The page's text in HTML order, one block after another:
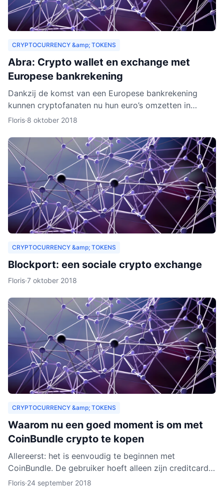
CRYPTOCURRENCY &amp; TOKENS
Abra: Crypto wallet en exchange met
Europese bankrekening
Dankzij de komst van een Europese bankrekening
kunnen cryptofanaten nu hun euro’s omzetten in
cryptogeld. Hiervoor hoeft alleen geld gestort te
Floris·8 oktober 2018
CRYPTOCURRENCY &amp; TOKENS
Blockport: een sociale crypto exchange
Floris·7 oktober 2018
CRYPTOCURRENCY &amp; TOKENS
Waarom nu een goed moment is om met
CoinBundle crypto te kopen
Allereerst: het is eenvoudig te beginnen met
CoinBundle. De gebruiker hoeft alleen zijn creditcard
te gebruiken of bankinformatie op te geven, een paar
Floris·24 september 2018